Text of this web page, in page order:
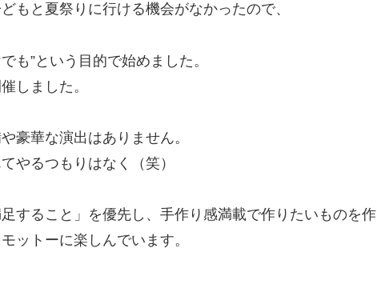
もと夏祭りに行ける機会がなかったので、
も”という目的で始めました。
しました。
豪華な演出はありません。
やるつもりはなく（笑）
すること」を優先し、手作り感満載で作りたいものを作
ットーに楽しんでいます。